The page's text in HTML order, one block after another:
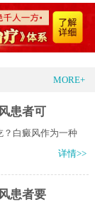
MORE+
患者可
？白癜风作为一种
详情>>
患者要